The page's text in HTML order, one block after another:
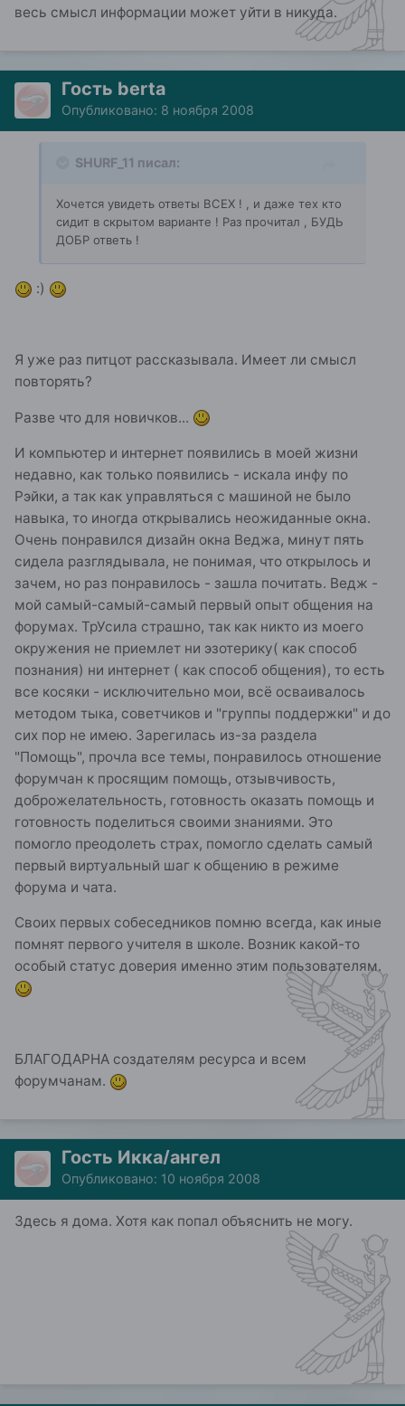
весь смысл информации может уйти в никуда.
Гость berta
Опубликовано: 8 ноября 2008
SHURF_11 писал:
Хочется увидеть ответы ВСЕХ ! , и даже тех кто
сидит в скрытом варианте ! Раз прочитал , БУДЬ
ДОБР ответь !
:)
Я уже раз питцот рассказывала. Имеет ли смысл
повторять?
Разве что для новичков...
И компьютер и интернет появились в моей жизни
недавно, как только появились - искала инфу по
Рэйки, а так как управляться с машиной не было
навыка, то иногда открывались неожиданные окна.
Очень понравился дизайн окна Веджа, минут пять
сидела разглядывала, не понимая, что открылось и
зачем, но раз понравилось - зашла почитать. Ведж -
мой самый-самый-самый первый опыт общения на
форумах. ТрУсила страшно, так как никто из моего
окружения не приемлет ни эзотерику( как способ
познания) ни интернет ( как способ общения), то есть
все косяки - исключительно мои, всё осваивалось
методом тыка, советчиков и "группы поддержки" и до
сих пор не имею. Зарегилась из-за раздела
"Помощь", прочла все темы, понравилось отношение
форумчан к просящим помощь, отзывчивость,
доброжелательность, готовность оказать помощь и
готовность поделиться своими знаниями. Это
помогло преодолеть страх, помогло сделать самый
первый виртуальный шаг к общению в режиме
форума и чата.
Своих первых собеседников помню всегда, как иные
помнят первого учителя в школе. Возник какой-то
особый статус доверия именно этим пользователям.
БЛАГОДАРНА создателям ресурса и всем
форумчанам.
Гость Икка/ангел
Опубликовано: 10 ноября 2008
Здесь я дома. Хотя как попал объяснить не могу.